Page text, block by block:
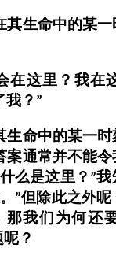
其生命中的某
在这里？我在
我？”
生命中的某一
案通常并不能
么是这里？”
”但除此之外
我们为何还
？